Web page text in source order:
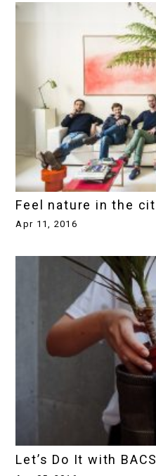
Feel nature in the
Apr 11, 2016
Let’s Do It with